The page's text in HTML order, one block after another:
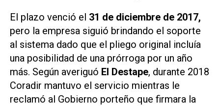
El plazo venció el 31 de diciembre de 2017,
pero la empresa siguió brindando el soporte
al sistema dado que el pliego original incluía
una posibilidad de una prórroga por un año
más. Según averiguó El Destape, durante 2018
Coradir mantuvo el servicio mientras le
reclamó al Gobierno porteño que firmara la